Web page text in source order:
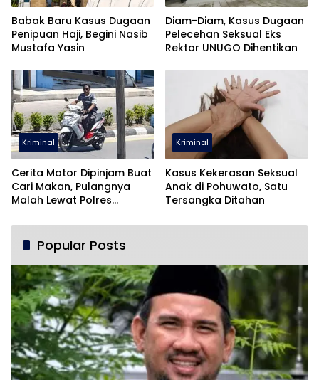
Babak Baru Kasus Dugaan
Penipuan Haji, Begini Nasib
Mustafa Yasin
Diam-Diam, Kasus Dugaan
Pelecehan Seksual Eks
Rektor UNUGO Dihentikan
Kriminal
Cerita Motor Dipinjam Buat
Cari Makan, Pulangnya
Malah Lewat Polres
Kriminal
Kasus Kekerasan Seksual
Anak di Pohuwato, Satu
Tersangka Ditahan
Popular Posts